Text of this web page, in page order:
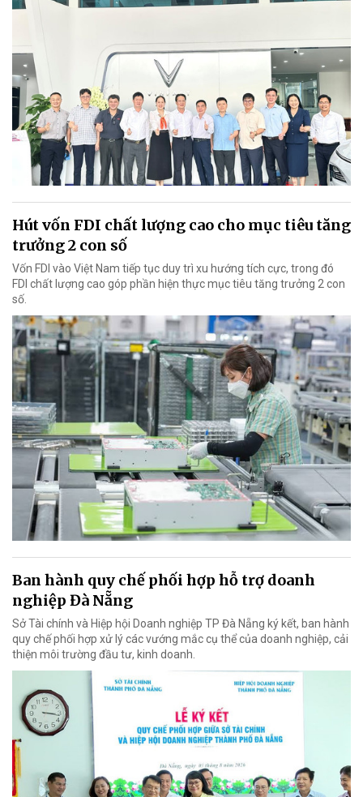
Hút vốn FDI chất lượng cao cho mục tiêu tăng
trưởng 2 con số
Vốn FDI vào Việt Nam tiếp tục duy trì xu hướng tích cực, trong đó
FDI chất lượng cao góp phần hiện thực mục tiêu tăng trưởng 2 con
số.
Ban hành quy chế phối hợp hỗ trợ doanh
nghiệp Đà Nẵng
Sở Tài chính và Hiệp hội Doanh nghiệp TP Đà Nẵng ký kết, ban hành
quy chế phối hợp xử lý các vướng mắc cụ thể của doanh nghiệp, cải
thiện môi trường đầu tư, kinh doanh.